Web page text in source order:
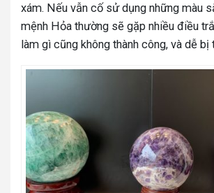
xám. Nếu vẫn cố sử dụng những màu
mệnh Hỏa thường sẽ gặp nhiều điều
làm gì cũng không thành công, và dễ bị